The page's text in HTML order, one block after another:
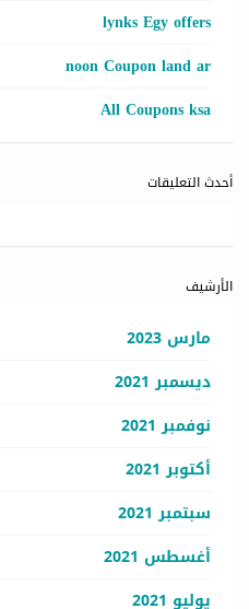
lynks Egy offers
noon Coupon land ar
All Coupons ksa
أحدث التعليقات
الأرشيف
مارس 2023
ديسمبر 2021
نوفمبر 2021
أكتوبر 2021
سبتمبر 2021
أغسطس 2021
يوليو 2021